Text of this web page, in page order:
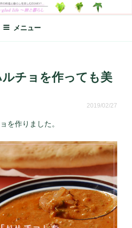
～旅と暮らし
シピ、シンプルライフ、楽しい暮らしなどを
松本あづさのDIARYです
メニュー
チョを作っても美
2019/02/27
を作りました。